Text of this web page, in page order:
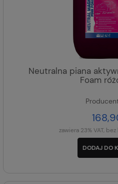
Neutralna piana
Foam
zawiera 23% VAT,
DODAJ DO